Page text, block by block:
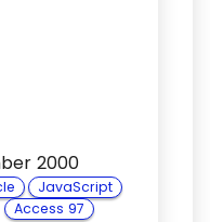
2000
JavaScript
Access 97